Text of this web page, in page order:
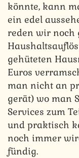
könnte, kann
ein edel
reden wir noch
gehüteten
Euros
man nicht an
gerät) wo man
Services zum
und praktisch
noch immer
fündig.